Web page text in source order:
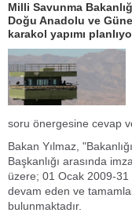
Milli Savunma
Doğu Anadolu ve
karakol yapımı
soru önergesine cevap
Bakan Yılmaz,
Başkanlığı arasında
üzere; 01 Ocak 2009-31
devam eden ve
bulunmaktadır.